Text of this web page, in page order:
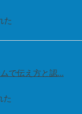
た
で伝え方と認...
た